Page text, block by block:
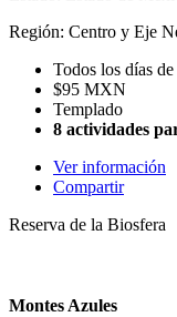
Región: Centro y Eje
Todos los días
$95 MXN
Templado
8 actividades
Ver información
Compartir
Reserva de la Biosfera
Montes Azules